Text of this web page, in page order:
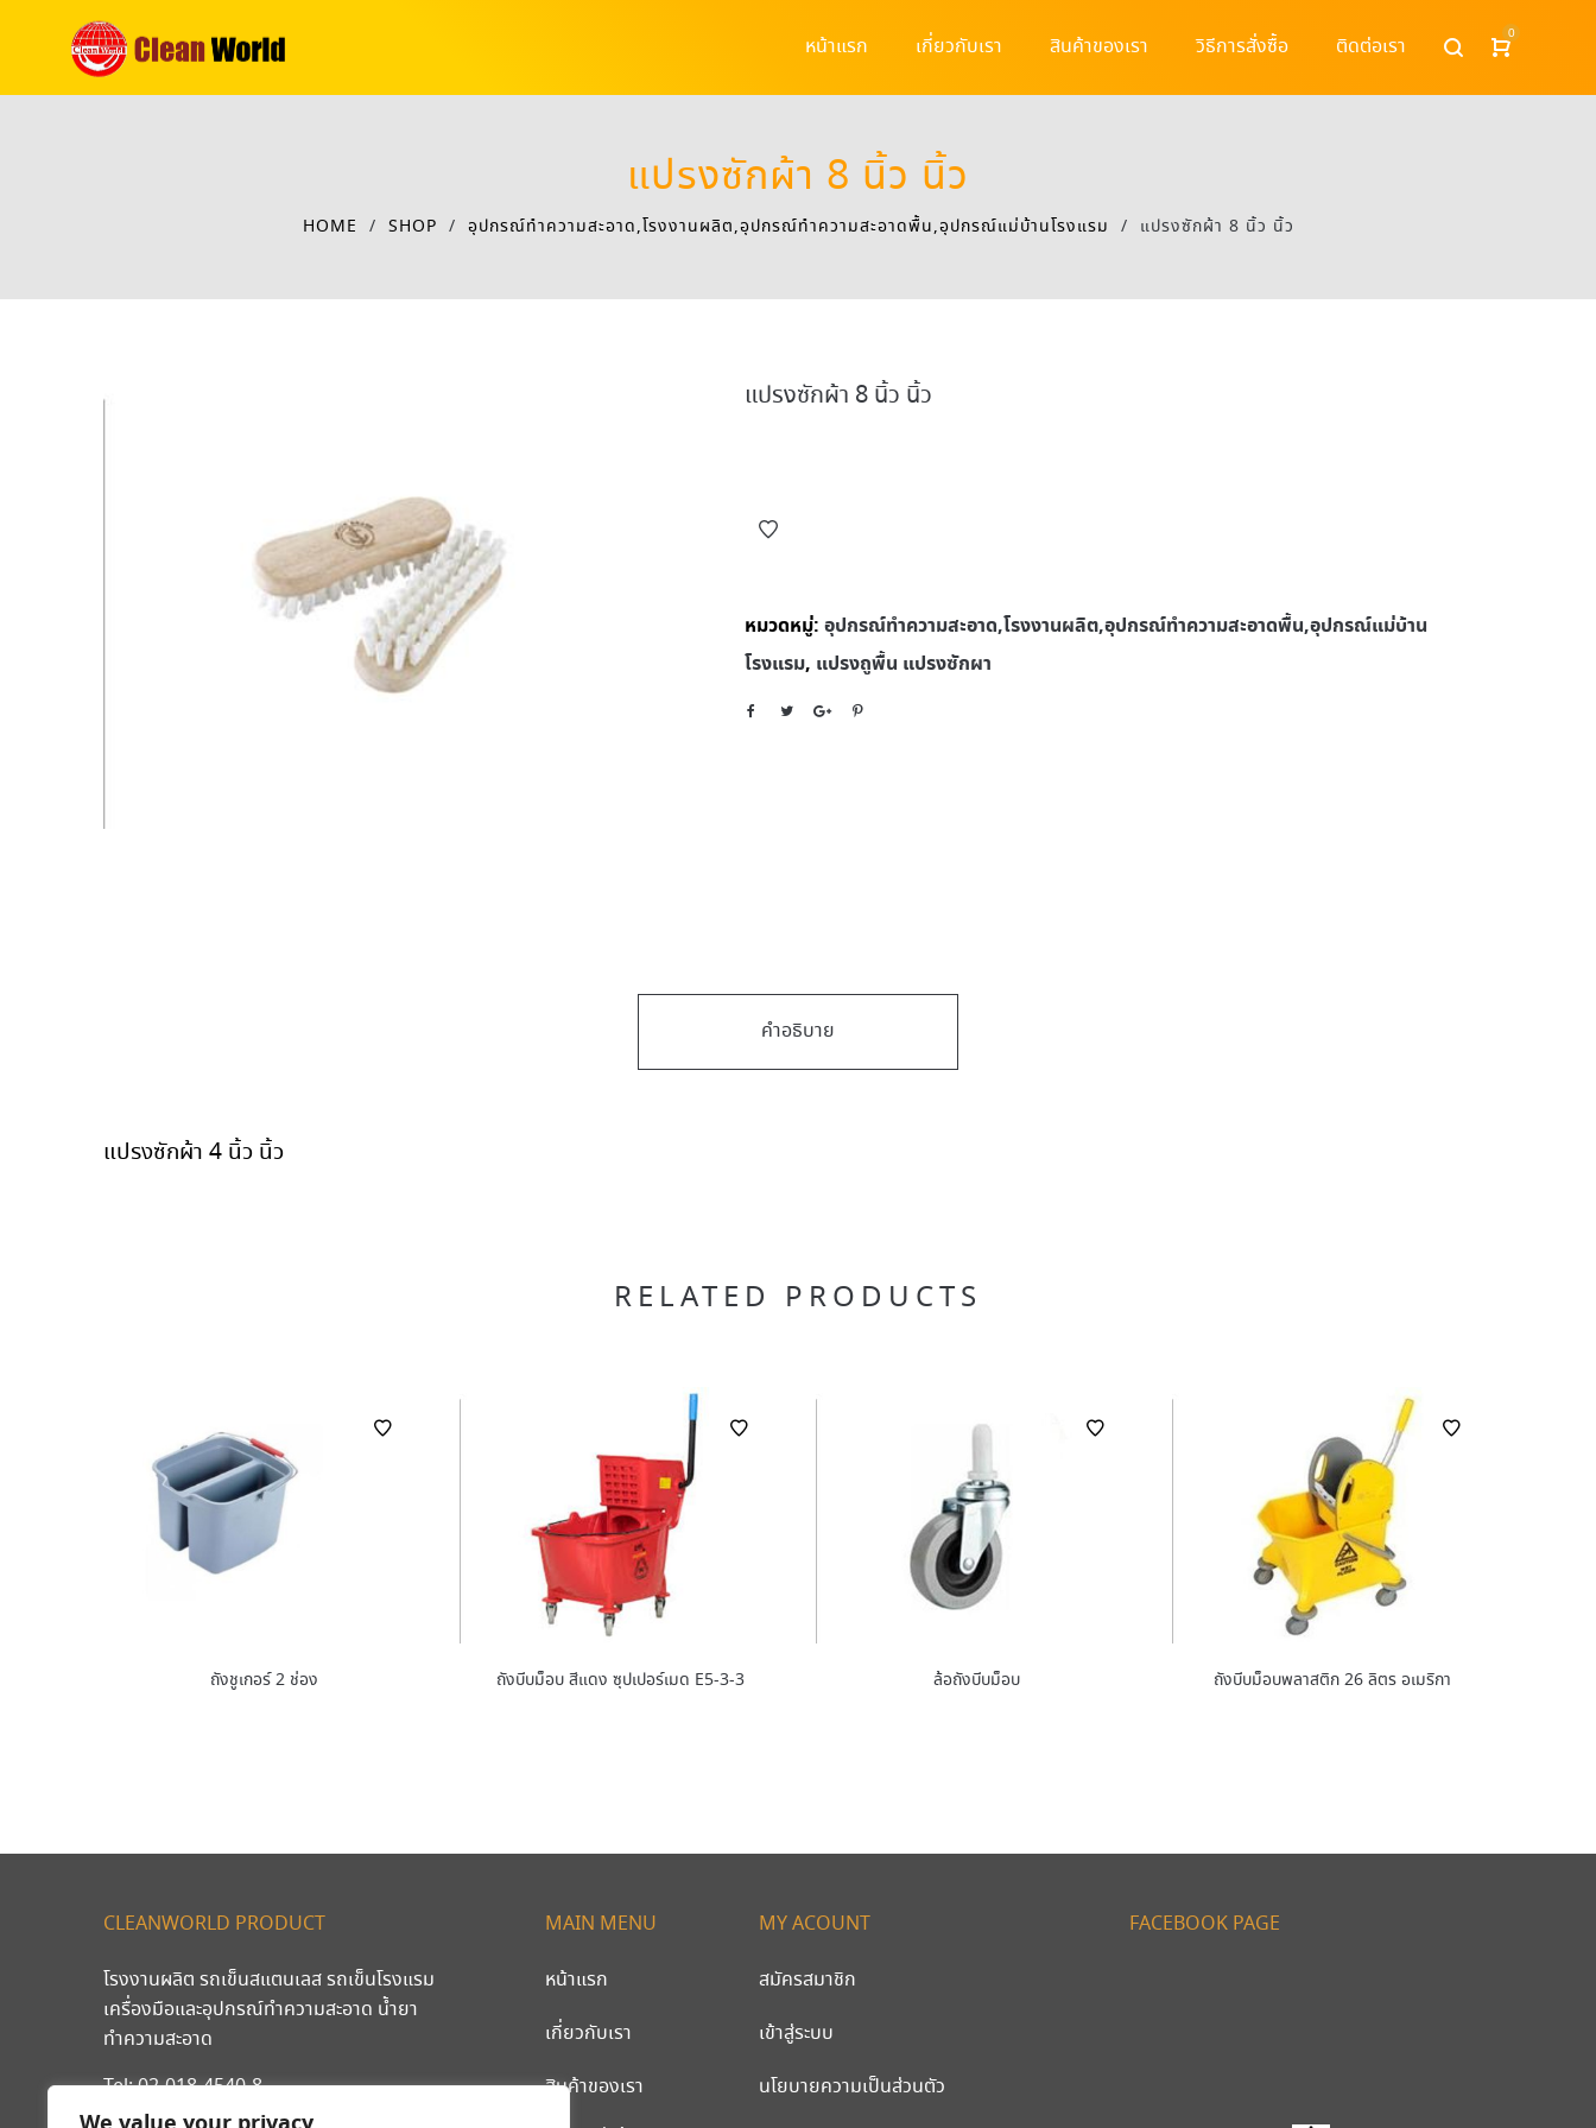
หน้าแรก เกี่ยวกับเรา สินค้าของเรา วิธีการสั่งซื้อ ติดต่อเรา
0
แปรงซักผ้า 8 นิ้ว นิ้ว
HOME / SHOP / อุปกรณ์ทําความสะอาด,โรงงานผลิต,อุปกรณ์ทําความสะอาดพื้น,อุปกรณ์แม่บ้านโรงแรม / แปรงซักผ้า 8 นิ้ว นิ้ว
แปรงซักผ้า 8 นิ้ว นิ้ว
หมวดหมู่: อุปกรณ์ทําความสะอาด,โรงงานผลิต,อุปกรณ์ทําความสะอาดพื้น,อุปกรณ์แม่บ้าน
โรงแรม, แปรงถูพื้น แปรงซักผา
คำอธิบาย
แปรงซักผ้า 4 นิ้ว นิ้ว
RELATED PRODUCTS
ถังชูเกอร์ 2 ช่อง ถังบีบม็อบ สีแดง ซุปเปอร์เมด E5-3-3 ล้อถังบีบม็อบ ถังบีบม็อบพลาสติก 26 ลิตร อเมริกา
CLEANWORLD PRODUCT
โรงงานผลิต รถเข็นสแตนเลส รถเข็นโรงแรม
เครื่องมือและอุปกรณ์ทำความสะอาด น้ำยา
ทำความสะอาด
Tel:02-018-4540-8
มือถือ089-203-2546,092-262-9240
MAIN MENU
หน้าแรก
เกี่ยวกับเรา
สินค้าของเรา
MY ACOUNT
สมัครสมาชิก
เข้าสู่ระบบ
นโยบายความเป็นส่วนตัว
FACEBOOK PAGE